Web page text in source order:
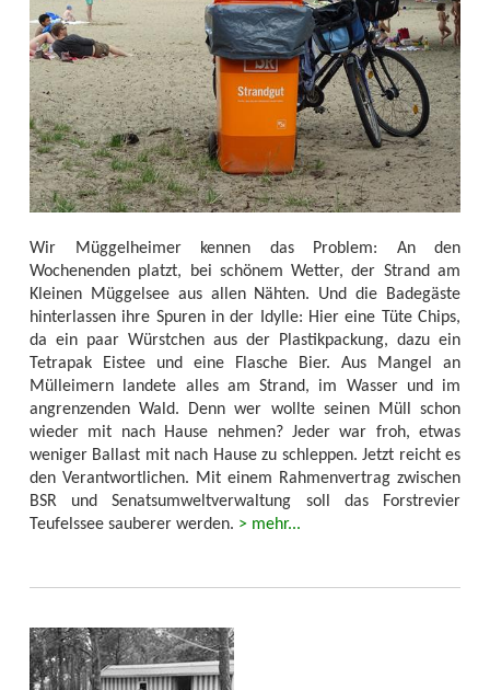
Wir Müggelheimer kennen das Problem: An den
Wochenenden platzt, bei schönem Wetter, der Strand am
Kleinen Müggelsee aus allen Nähten. Und die Badegäste
hinterlassen ihre Spuren in der Idylle: Hier eine Tüte Chips,
da ein paar Würstchen aus der Plastikpackung, dazu ein
Tetrapak Eistee und eine Flasche Bier. Aus Mangel an
Mülleimern landete alles am Strand, im Wasser und im
angrenzenden Wald. Denn wer wollte seinen Müll schon
wieder mit nach Hause nehmen? Jeder war froh, etwas
weniger Ballast mit nach Hause zu schleppen. Jetzt reicht es
den Verantwortlichen. Mit einem Rahmenvertrag zwischen
BSR und Senatsumweltverwaltung soll das Forstrevier
Teufelssee sauberer werden. > mehr...